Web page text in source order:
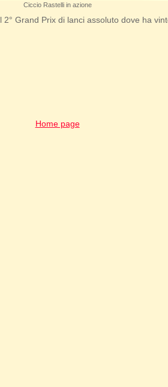
Ciccio Rastelli in azione
Grand Prix di lanci assoluto dove ha
Home page